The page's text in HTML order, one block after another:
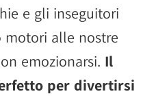
e gli inseguitori
motori alle nostre
emozionarsi. Il
per divertirsi